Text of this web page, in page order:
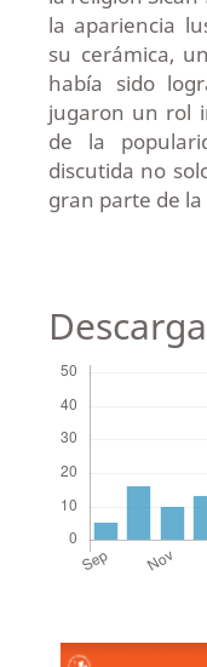
la apariencia
su cerámica,
había sido
jugaron un rol
de la
discutida no
gran parte de